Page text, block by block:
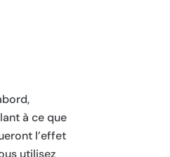
à ce que
l’effet
utilisez